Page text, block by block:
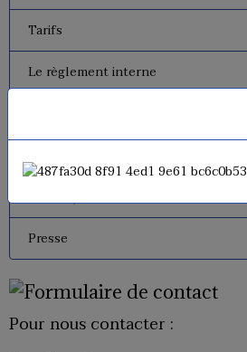
Tarifs
Le règlement interne
Presse
Pour nous contacter :